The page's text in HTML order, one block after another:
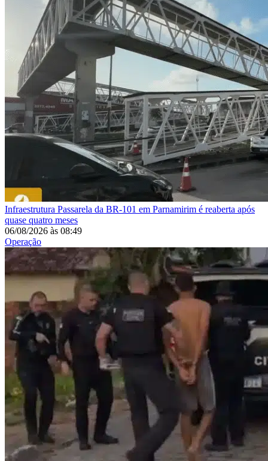
Infraestrutura Passarela da BR-101 em Parnamirim é reaberta após
quase quatro meses
06/08/2026 às 08:49
Operação